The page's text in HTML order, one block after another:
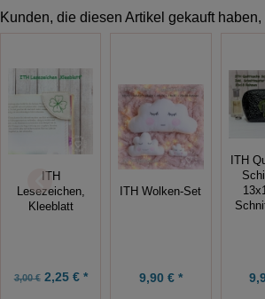
Kunden, die diesen Artikel gekauft haben,
ITH
Lesezeichen,
Kleeblatt
3,00 €2,25 € *
ITH Wolken-Set
9,90 € *
ITH